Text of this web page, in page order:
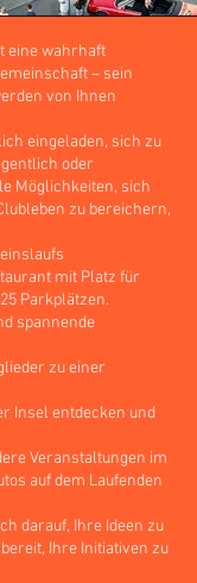
eine wahrhaft
– sein
von Ihnen
eingeladen, sich zu
oder
Möglichkeiten, sich
zu bereichern,
mit Platz für
Parkplätzen.
spannende
zu einer
Insel entdecken und
Veranstaltungen im
auf dem Laufenden
darauf, Ihre Ideen zu
Ihre Initiativen zu